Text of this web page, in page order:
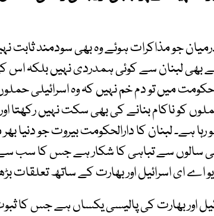
درمیان جو مذاکرات ہوئے وہ بھی سودمند ثابت
بھی لبنان سے کوئی ہمدردی نہیں بلکہ
میں تو دم خم نہیں کہ وہ اسرائیلی
کو ناکام بنانے کی بھی سکت نہیں رکھتا
ہے۔ لبنان کا دارالحکومت بیروت جو دنیا
سالوں سے تباہی کا شکار ہے جس کا سب سے
اے ای اسرائیل اور بھارت کے ساتھ تعلقات
اور بھارت کی پالیسی یکساں ہے جس کا